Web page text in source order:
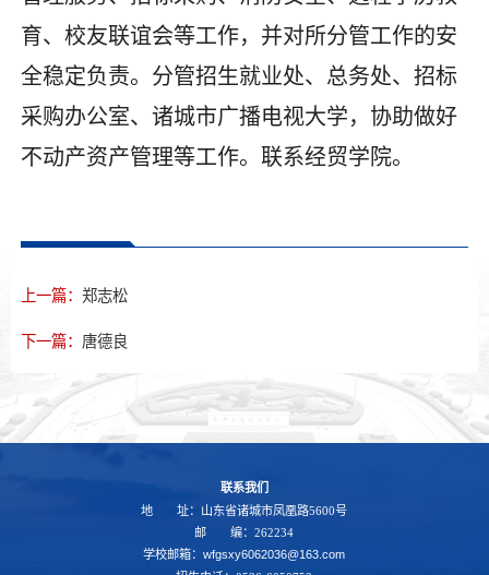
育、校友联谊会等工作，并对所分管工作的安
全稳定负责。分管招生就业处、总务处、招标
采购办公室、诸城市广播电视大学，协助做好
不动产资产管理等工作。联系经贸学院。
上一篇： 郑志松
下一篇： 唐德良
联系我们
地 址：山东省诸城市凤凰路5600号
邮 编：262234
学校邮箱：wfgsxy6062036@163.com